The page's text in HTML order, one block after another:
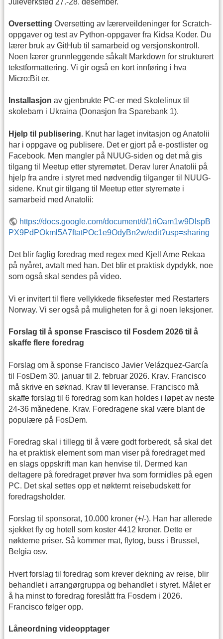
Oversetting Oversetting av lærerveildeninger for Scratch-
oppgaver og test av Python-oppgaver fra Kidsa Koder. Du
lærer bruk av GitHub til samarbeid og versjonskontroll.
Noen lærer grunnleggende såkalt Markdown for strukturert
tekstformattering. Vi gir også en kort innføring i hva
Micro:Bit er.
Installasjon av gjenbrukte PC-er med Skolelinux til
skolebarn i Ukraina (Donasjon fra Sparebank 1).
Hjelp til publisering. Knut har laget invitasjon og Anatolii
har i oppgave og publisere. Det er gjort på e-postlister og
Facebook. Men mangler på NUUG-siden og det må gis
tilgang til Meetup etter styremøtet. Derav lurer Anatolii på
hjelp fra andre i styret med nødvendig tilganger til NUUG-
sidene. Knut gir tilgang til Meetup etter styremøte i
samarbeid med Anatolii:
https://docs.google.com/document/d/1riOam1w9DlspB
PX9PdPOkml5A7ftatPOc1e9OdyBn2w/edit?usp=sharing
Det blir faglig foredrag med regex med Kjell Arne Rekaa
på nyåret, avtalt med han. Det blir et praktisk dypdykk, noe
som også skal sendes på video.
Vi er invitert til flere vellykkede fiksefester med Restarters
Norway. Vi ser også på muligheten for å gi noen leksjoner.
Forslag til å sponse Frascisco til Fosdem 2026 til å
skaffe flere foredrag
Forslag om å sponse Francisco Javier Velázquez-García
til FosDem 30. januar til 2. februar 2026. Krav. Francisco
må skrive en søknad. Krav til leveranse. Francisco må
skaffe forslag til 6 foredrag som kan holdes i løpet av neste
24-36 månedene. Krav. Foredragene skal være blant de
populære på FosDem.
Foredrag skal i tillegg til å være godt forberedt, så skal det
ha et praktisk element som man viser på foredraget med
en slags oppskrift man kan henvise til. Dermed kan
deltagere på foredraget prøver hva som formidles på egen
PC. Det skal settes opp et nøkternt reisebudskett for
foredragsholder.
Forslag til sponsorat, 10.000 kroner (+/-). Han har allerede
sjekket fly og hotell som koster 4412 kroner. Dette er
nøkterne priser. Så kommer mat, flytog, buss i Brussel,
Belgia osv.
Hvert forslag til foredrag som krever dekning av reise, blir
behandlet i arrangørgruppa og behandlet i styret. Målet er
å ha minst to foredrag foreslått fra Fosdem i 2026.
Francisco følger opp.
Låneordning videopptager